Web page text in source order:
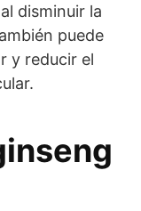
disminuir la
puede
y reducir el